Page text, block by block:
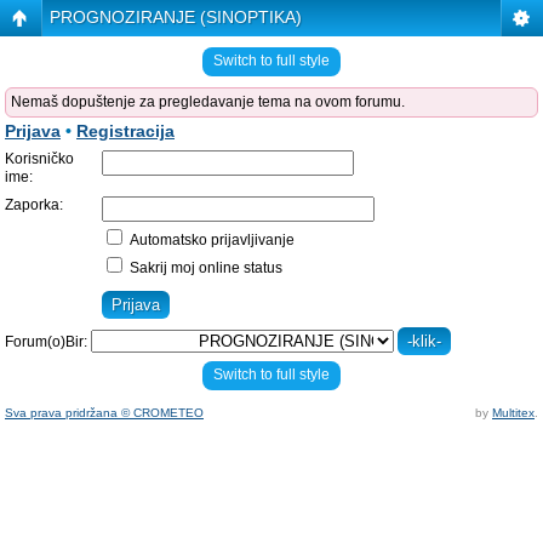
PROGNOZIRANJE (SINOPTIKA)
Switch to full style
Nemaš dopuštenje za pregledavanje tema na ovom forumu.
Prijava • Registracija
Korisničko
ime:
Zaporka:
Automatsko prijavljivanje
Sakrij moj online status
Forum(o)Bir:
Switch to full style
Sva prava pridržana © CROMETEO by Multitex